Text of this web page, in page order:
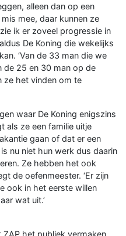
alleen dan op een
mee, daar kunnen ze
ik er zoveel progressie in
De Koning die wekelijks
‘Van de 33 man die we
de 25 en 30 man op de
ze het vinden om te
waar De Koning enigszins
als ze een familie uitje
gaan of dat er een
nu niet hun werk dus daarin
Ze hebben het ook
de oefenmeester. ‘Er zijn
ook in het eerste willen
wat uit.’
ZAP het publiek vermaken.